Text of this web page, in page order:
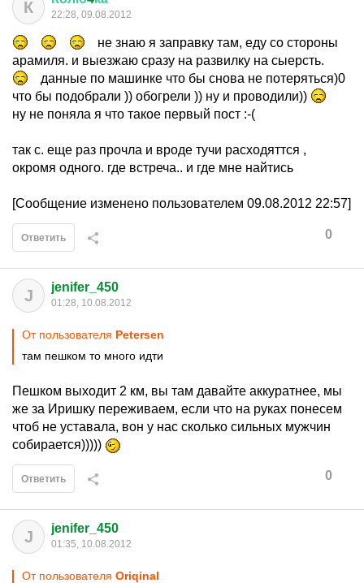
К 22:28, 09.08.2012
не знаю я заправку там, еду со стороны
арамиля. и выезжаю сразу на развилку на сыерсть.
данные по машинке что бы снова не потеряться)0
что бы подобрали )) обогрели )) ну и проводили))
ну не поняла я что такое первый пост :-(
так с. еще раз прочла и вроде тучи расходяттся ,
окромя одного. где встреча.. и где мне найтись
[Сообщение изменено пользователем 09.08.2012 22:57]
0
Ответить
J jenifer_450
01:28, 10.08.2012
От пользователя Petersen
там пешком то много идти
Пешком выходит 2 км, вы там давайте аккуратнее, мы
же за Иришку переживаем, если что на руках понесем
чтоб не уставала, вон у нас сколько сильных мужчин
собирается)))))
0
Ответить
J jenifer_450
01:35, 10.08.2012
От пользователя Oriqinal